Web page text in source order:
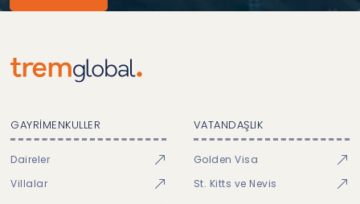
GAYRİMENKULLER
Daireler
Villalar
VATANDAŞLIK
Golden Visa
St. Kitts ve Nevis